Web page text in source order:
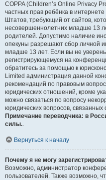
COPPA (Children’s Online Privacy
частных прав ребёнка в
Штатов, требующий от сайтов,
несовершеннолетних младше 13
родителей. Допустимо наличие
опекуны разрешают сбор личной
младше 13 лет. Если вы не
регистрирующемуся на
обратитесь за помощью к
Limited администрация данной
рекомендаций по правовым
юридических отношений, кроме
можно связаться по вопросу
юридических вопросов,
Примечание переводчика: в
силы..
Вернуться к началу
Почему я не могу
Возможно, администратор
пользователей. Также возможно,